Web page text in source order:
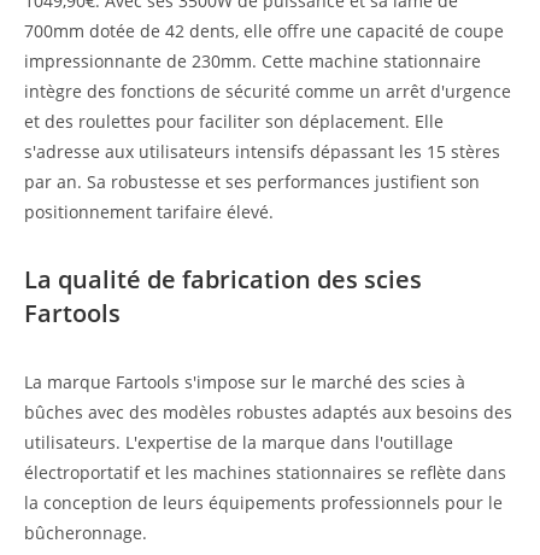
700mm dotée de 42 dents, elle offre une capacité de coupe
impressionnante de 230mm. Cette machine stationnaire
intègre des fonctions de sécurité comme un arrêt d'urgence
et des roulettes pour faciliter son déplacement. Elle
s'adresse aux utilisateurs intensifs dépassant les 15 stères
par an. Sa robustesse et ses performances justifient son
positionnement tarifaire élevé.
La qualité de fabrication des scies
Fartools
La marque Fartools s'impose sur le marché des scies à
bûches avec des modèles robustes adaptés aux besoins des
utilisateurs. L'expertise de la marque dans l'outillage
électroportatif et les machines stationnaires se reflète dans
la conception de leurs équipements professionnels pour le
bûcheronnage.